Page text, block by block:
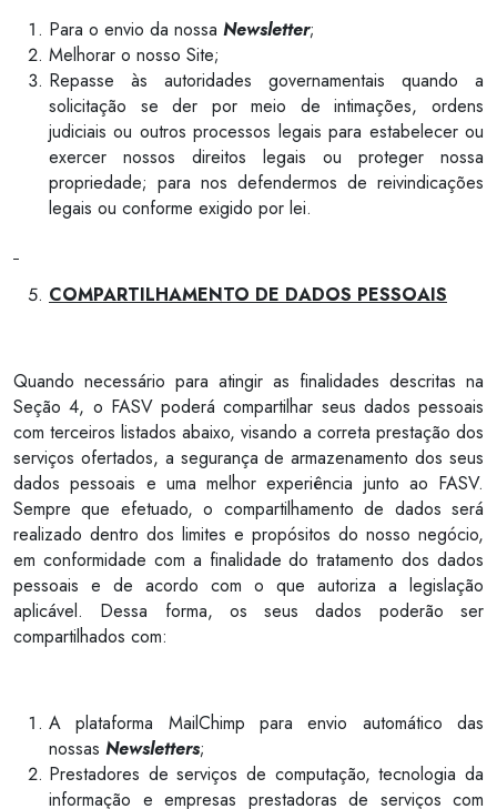
Para o envio da nossa Newsletter;
Melhorar o nosso Site;
Repasse às autoridades governamentais quando a
solicitação se der por meio de intimações, ordens
judiciais ou outros processos legais para estabelecer ou
exercer nossos direitos legais ou proteger nossa
propriedade; para nos defendermos de reivindicações
legais ou conforme exigido por lei.
COMPARTILHAMENTO DE DADOS PESSOAIS
Quando necessário para atingir as finalidades descritas na
Seção 4, o FASV poderá compartilhar seus dados pessoais
com terceiros listados abaixo, visando a correta prestação dos
serviços ofertados, a segurança de armazenamento dos seus
dados pessoais e uma melhor experiência junto ao FASV.
Sempre que efetuado, o compartilhamento de dados será
realizado dentro dos limites e propósitos do nosso negócio,
em conformidade com a finalidade do tratamento dos dados
pessoais e de acordo com o que autoriza a legislação
aplicável. Dessa forma, os seus dados poderão ser
compartilhados com:
A plataforma MailChimp para envio automático das
nossas Newsletters;
Prestadores de serviços de computação, tecnologia da
informação e empresas prestadoras de serviços com